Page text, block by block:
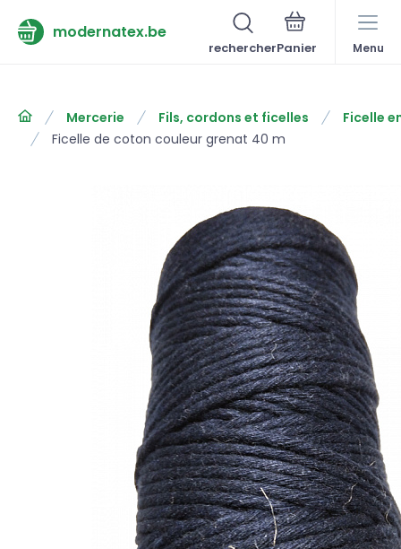
modernatex.be
rechercher Menu
Mercerie Fils, cordons et ficelles
Ficelle
Ficelle de coton couleur grenat 40 m